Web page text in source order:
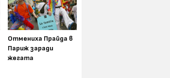
Отмениха Прайда в
Париж заради
жегата